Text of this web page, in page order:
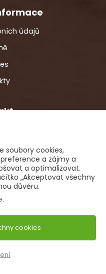
údajů
871 175
s.r.o. Všechna práva
NexGen IT
soubory cookies,
a zájmy a
a optimalizovat.
„Akceptovat všechny
důvěru.
.
cookies